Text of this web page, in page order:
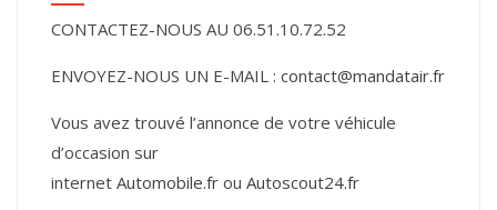
CONTACTEZ-NOUS AU 06.51.10.72.52
ENVOYEZ-NOUS UN E-MAIL : contact@mandatair.fr
Vous avez trouvé l’annonce de votre véhicule
d’occasion sur
internet Automobile.fr ou Autoscout24.fr